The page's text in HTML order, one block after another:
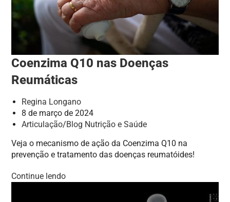
Coenzima Q10 nas Doenças
Reumáticas
Regina Longano
8 de março de 2024
Articulação/Blog Nutrição e Saúde
Veja o mecanismo de ação da Coenzima Q10 na
prevenção e tratamento das doenças reumatóides!
Continue lendo